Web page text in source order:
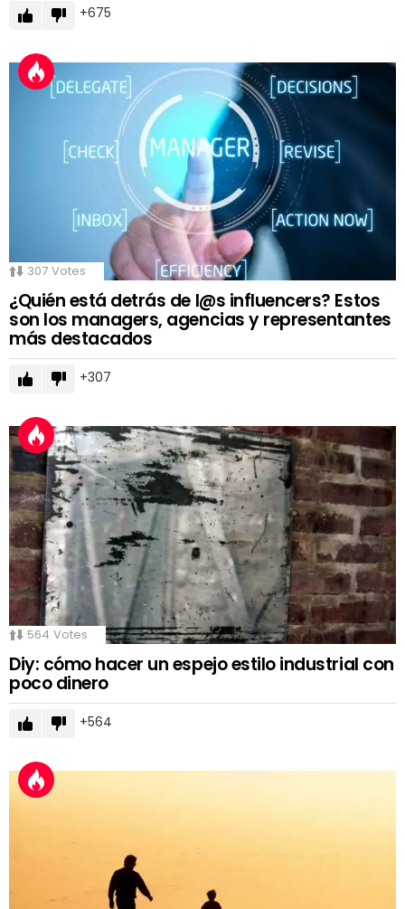
675
307 Votes
¿Quién está detrás de l@s influencers? Estos
son los managers, agencias y representantes
más destacados
307
564 Votes
Diy: cómo hacer un espejo estilo industrial con
poco dinero
564